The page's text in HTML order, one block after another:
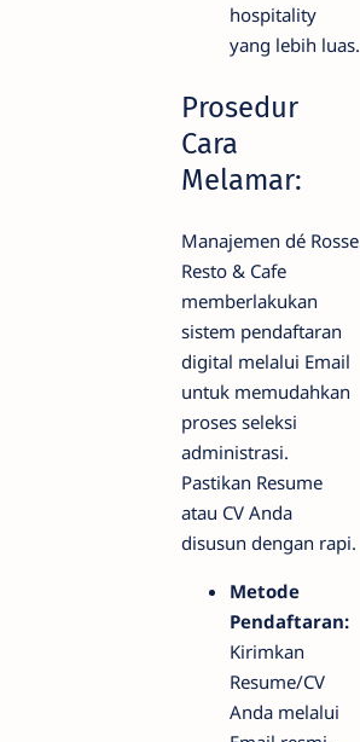
hospitality
yang lebih luas.
Prosedur
Cara
Melamar:
Manajemen dé Rosse
Resto & Cafe
memberlakukan
sistem pendaftaran
digital melalui Email
untuk memudahkan
proses seleksi
administrasi.
Pastikan Resume
atau CV Anda
disusun dengan rapi.
Metode
Pendaftaran:
Kirimkan
Resume/CV
Anda melalui